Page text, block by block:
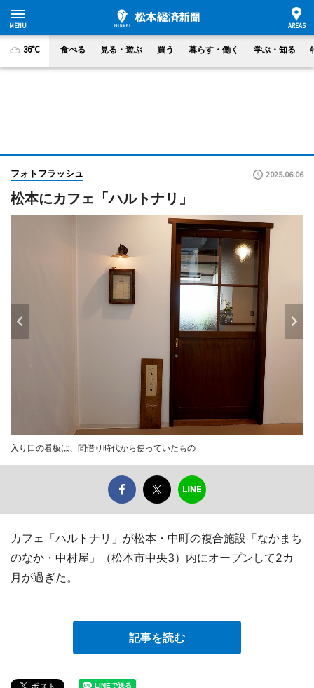
36°C 食べる 見る・遊ぶ 買う 暮らす・働く 学ぶ・知る
フォトフラッシュ 2025.06.06
松本にカフェ「ハルトナリ」
入り口の看板は、間借り時代から使っていたもの
カフェ「ハルトナリ」が松本・中町の複合施設「なかまち
のなか・中村屋」（松本市中央3）内にオープンして2カ
月が過ぎた。
記事を読む